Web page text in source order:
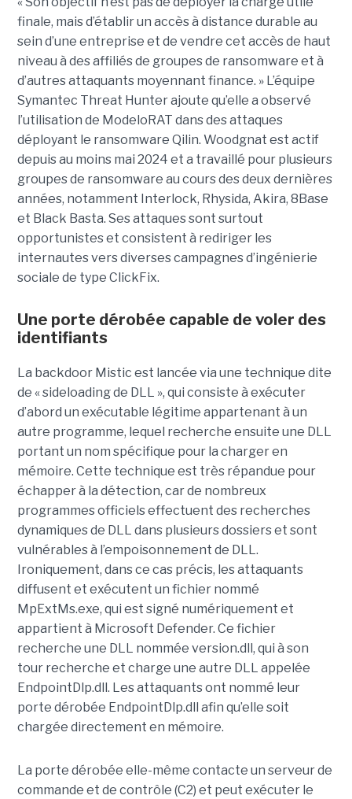
finale, mais d’établir un accès à distance durable au
sein d’une entreprise et de vendre cet accès de haut
niveau à des affiliés de groupes de ransomware et à
d’autres attaquants moyennant finance. » L’équipe
Symantec Threat Hunter ajoute qu’elle a observé
l’utilisation de ModeloRAT dans des attaques
déployant le ransomware Qilin. Woodgnat est actif
depuis au moins mai 2024 et a travaillé pour plusieurs
groupes de ransomware au cours des deux dernières
années, notamment Interlock, Rhysida, Akira, 8Base
et Black Basta. Ses attaques sont surtout
opportunistes et consistent à rediriger les
internautes vers diverses campagnes d’ingénierie
sociale de type ClickFix.
Une porte dérobée capable de voler des
identifiants
La backdoor Mistic est lancée via une technique dite
de « sideloading de DLL », qui consiste à exécuter
d’abord un exécutable légitime appartenant à un
autre programme, lequel recherche ensuite une DLL
portant un nom spécifique pour la charger en
mémoire. Cette technique est très répandue pour
échapper à la détection, car de nombreux
programmes officiels effectuent des recherches
dynamiques de DLL dans plusieurs dossiers et sont
vulnérables à l’empoisonnement de DLL.
Ironiquement, dans ce cas précis, les attaquants
diffusent et exécutent un fichier nommé
MpExtMs.exe, qui est signé numériquement et
appartient à Microsoft Defender. Ce fichier
recherche une DLL nommée version.dll, qui à son
tour recherche et charge une autre DLL appelée
EndpointDlp.dll. Les attaquants ont nommé leur
porte dérobée EndpointDlp.dll afin qu’elle soit
chargée directement en mémoire.
La porte dérobée elle-même contacte un serveur de
commande et de contrôle (C2) et peut exécuter le